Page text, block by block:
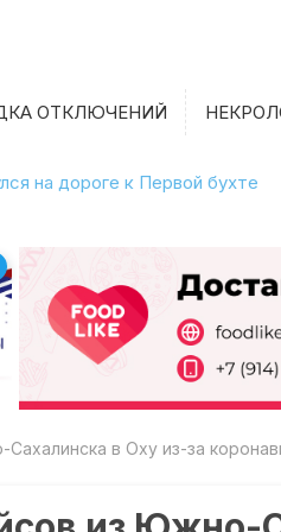
ОТКЛЮЧЕНИЙ
на дороге к Первой бухте
в Оху из-за